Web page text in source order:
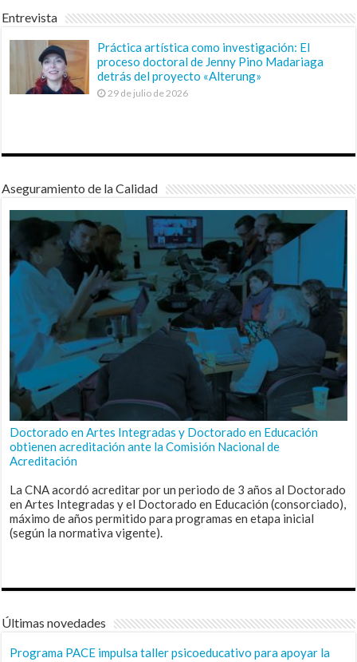
Entrevista
Práctica artística como investigación: El
proceso doctoral de Jenny Pino Madariaga
detrás del proyecto «Alterung»
29 de julio de 2026
Aseguramiento de la Calidad
Doctorado en Artes Integradas y Doctorado en Educación
obtienen acreditación ante la Comisión Nacional de
Acreditación
La CNA acordó acreditar por un periodo de 3 años al Doctorado
en Artes Integradas y el Doctorado en Educación (consorciado),
máximo de años permitido para programas en etapa inicial
(según la normativa vigente).
Últimas novedades
Programa PACE impulsa taller psicoeducativo para apoyar la